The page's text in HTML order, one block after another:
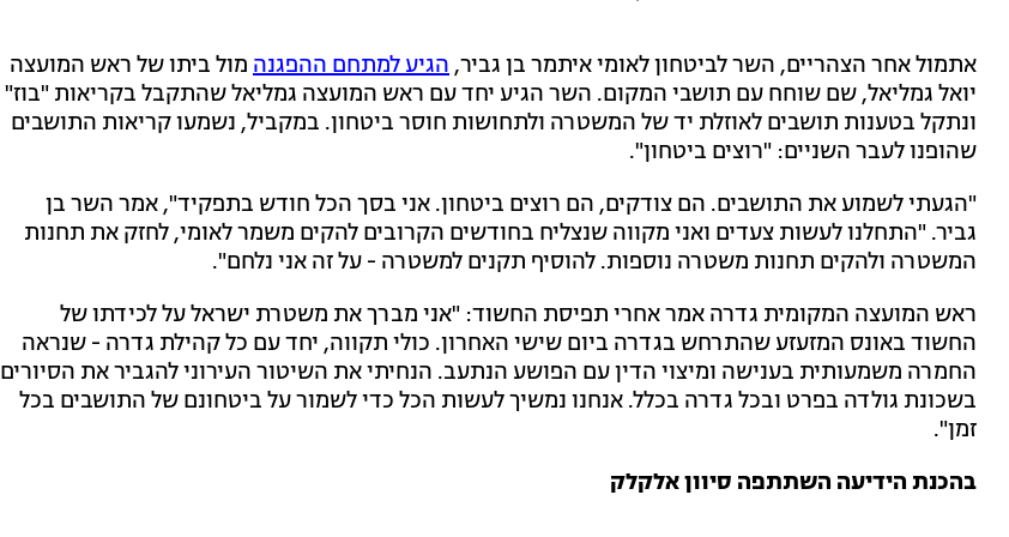
אתמול אחר הצהריים, השר לביטחון לאומי איתמר בן גביר, הגיע למתחם ההפגנה מול ביתו של ראש המועצה
יואל גמליאל, שם שוחח עם תושבי המקום. השר הגיע יחד עם ראש המועצה גמליאל שהתקבל בקריאות "בוז"
ונתקל בטענות תושבים לאוזלת יד של המשטרה ולתחושות חוסר ביטחון. במקביל, נשמעו קריאות התושבים
שהופנו לעבר השניים: "רוצים ביטחון".
"הגעתי לשמוע את התושבים. הם צודקים, הם רוצים ביטחון. אני בסך הכל חודש בתפקיד", אמר השר בן
גביר. "התחלנו לעשות צעדים ואני מקווה שנצליח בחודשים הקרובים להקים משמר לאומי, לחזק את תחנות
המשטרה ולהקים תחנות משטרה נוספות. להוסיף תקנים למשטרה - על זה אני נלחם".
ראש המועצה המקומית גדרה אמר אחרי תפיסת החשוד: "אני מברך את משטרת ישראל על לכידתו של
החשוד באונס המזעזע שהתרחש בגדרה ביום שישי האחרון. כולי תקווה, יחד עם כל קהילת גדרה - שנראה
החמרה משמעותית בענישה ומיצוי הדין עם הפושע הנתעב. הנחיתי את השיטור העירוני להגביר את הסיורים
בשכונת גולדה בפרט ובכל גדרה בכלל. אנחנו נמשיך לעשות הכל כדי לשמור על ביטחונם של התושבים בכל
זמן".
בהכנת הידיעה השתתפה סיוון אלקלק